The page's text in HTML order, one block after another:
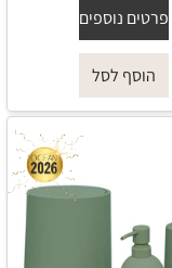
פרטים נוספים
הוסף לסל